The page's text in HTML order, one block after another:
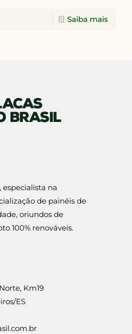
Saiba mais
especialista na
de painéis de
oriundos de
100% renováveis.
Km19
ES